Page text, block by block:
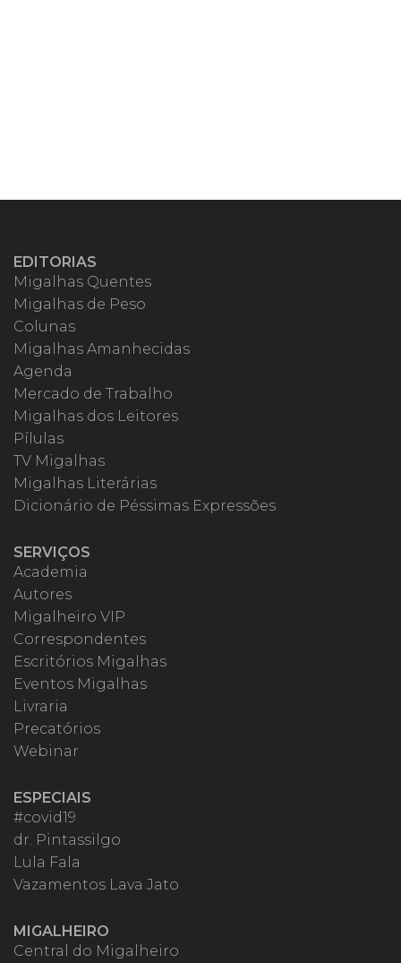
EDITORIAS
Migalhas Quentes
Migalhas de Peso
Colunas
Migalhas Amanhecidas
Agenda
Mercado de Trabalho
Migalhas dos Leitores
Pílulas
TV Migalhas
Migalhas Literárias
Dicionário de Péssimas Expressões
SERVIÇOS
Academia
Autores
Migalheiro VIP
Correspondentes
Escritórios Migalhas
Eventos Migalhas
Livraria
Precatórios
Webinar
ESPECIAIS
#covid19
dr. Pintassilgo
Lula Fala
Vazamentos Lava Jato
MIGALHEIRO
Central do Migalheiro